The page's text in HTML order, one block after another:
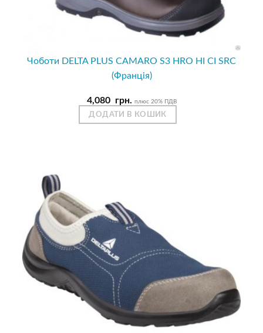
Чоботи DELTA PLUS CAMARO S3 HRO HI CI SRC
(Франція)
4,080 грн. плюс 20% ПДВ
ДОДАТИ В КОШИК